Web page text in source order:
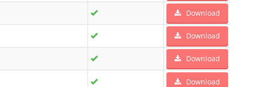
Download
Download
Download
Download